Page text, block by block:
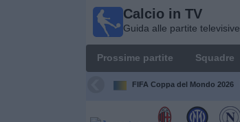
Calcio in TV
Guida alle partite televisive
Prossime partite Squadre
FIFA Coppa del Mondo 2026